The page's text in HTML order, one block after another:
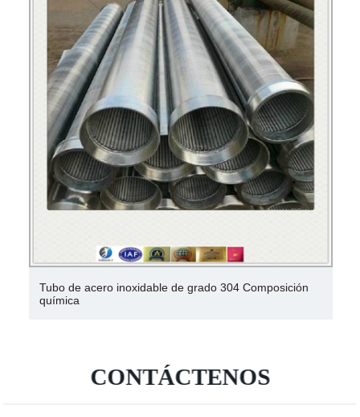
Tubo de acero inoxidable de grado 304 Composición
química
CONTÁCTENOS